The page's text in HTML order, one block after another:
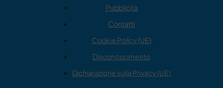
Pubblicità
Contatti
Cookie Policy (UE)
Disconoscimento
Dichiarazione sulla Privacy (UE)